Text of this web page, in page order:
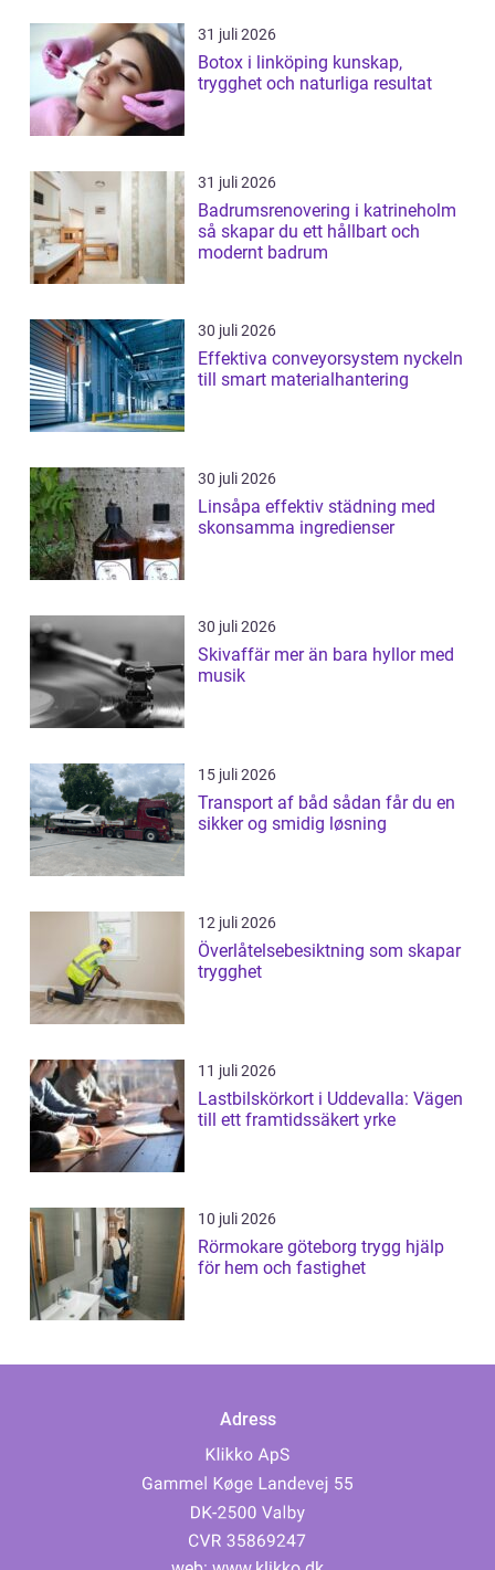
31 juli 2026
Botox i linköping kunskap,
trygghet och naturliga resultat
31 juli 2026
Badrumsrenovering i katrineholm
så skapar du ett hållbart och
modernt badrum
30 juli 2026
Effektiva conveyorsystem nyckeln
till smart materialhantering
30 juli 2026
Linsåpa effektiv städning med
skonsamma ingredienser
30 juli 2026
Skivaffär mer än bara hyllor med
musik
15 juli 2026
Transport af båd sådan får du en
sikker og smidig løsning
12 juli 2026
Överlåtelsebesiktning som skapar
trygghet
11 juli 2026
Lastbilskörkort i Uddevalla: Vägen
till ett framtidssäkert yrke
10 juli 2026
Rörmokare göteborg trygg hjälp
för hem och fastighet
Adress